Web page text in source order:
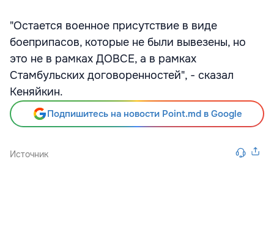
"Остается военное присутствие в виде
боеприпасов, которые не были вывезены, но
это не в рамках ДОВСЕ, а в рамках
Стамбульских договоренностей", - сказал
Кеняйкин.
Подпишитесь на новости Point.md в Google
Источник